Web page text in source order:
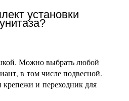
установки
Можно выбрать любой
в том числе подвесной.
и переходник для